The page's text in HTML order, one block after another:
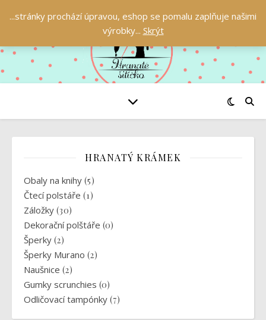
HRANATÝ KRÁMEK
Obaly na knihy (5)
Čtecí polstáře (1)
Záložky (30)
Dekorační polštáře (0)
Šperky (2)
Šperky Murano (2)
Naušnice (2)
Gumky scrunchies (0)
Odličovací tampónky (7)
...stránky prochází úpravou, eshop se pomalu zaplňuje našimi
výrobky... Skrýt